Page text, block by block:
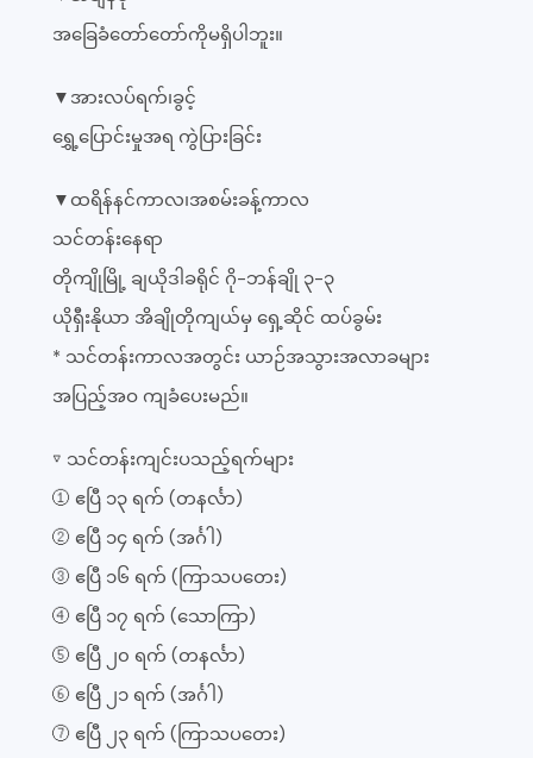
အခြေခံတော်တော်ကိုမရှိပါဘူး။
▼အားလပ်ရက်၊ခွင့်
ရွှေ့ပြောင်းမှုအရ ကွဲပြားခြင်း
▼ထရိန်နင်ကာလ၊အစမ်းခန့်ကာလ
သင်တန်းနေရာ
တိုကျိုမြို့ ချယိုဒါခရိုင် ဂို-ဘန်ချို ၃-၃
ယိုရှီးနိုယာ အိချိုတိုကျယ်မှ ရှေ့ဆိုင် ထပ်ခွမ်း
* သင်တန်းကာလအတွင်း ယာဉ်အသွားအလာခများ
အပြည့်အဝ ကျခံပေးမည်။
▽ သင်တန်းကျင်းပသည့်ရက်များ
① ဧပြီ ၁၃ ရက် (တနင်္လာ)
② ဧပြီ ၁၄ ရက် (အင်္ဂါ)
③ ဧပြီ ၁၆ ရက် (ကြာသပတေး)
④ ဧပြီ ၁၇ ရက် (သောကြာ)
⑤ ဧပြီ ၂၀ ရက် (တနင်္လာ)
⑥ ဧပြီ ၂၁ ရက် (အင်္ဂါ)
⑦ ဧပြီ ၂၃ ရက် (ကြာသပတေး)